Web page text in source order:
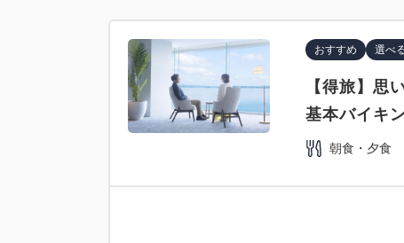
おすすめ 選べ
【得旅】思
基本バイキ
朝食・夕食